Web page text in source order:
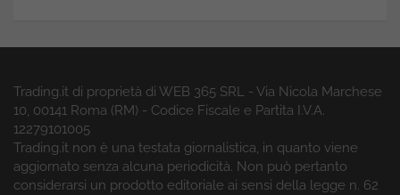
Trading.it di proprietà di WEB 365 SRL - Via Nicola Marchese
10, 00141 Roma (RM) - Codice Fiscale e Partita I.V.A.
12279101005
Trading.it non è una testata giornalistica, in quanto viene
aggiornato senza alcuna periodicità. Non può pertanto
considerarsi un prodotto editoriale ai sensi della legge n. 62